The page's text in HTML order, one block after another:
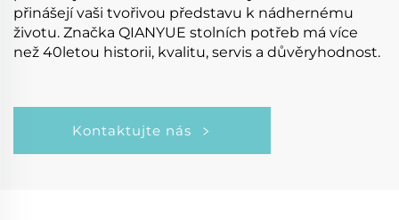
přinášejí vaši tvořivou představu k nádhernému
životu. Značka QIANYUE stolních potřeb má více
než 40letou historii, kvalitu, servis a důvěryhodnost.
Kontaktujte nás